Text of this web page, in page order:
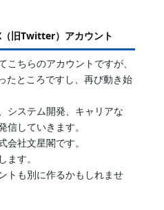
旧Twitter）アカウント
こちらのアカウントですが、
たところですし、再び動き始
システム開発、キャリアな
信していきます。
会社文星閣です。
ます。
トも別に作るかもしれませ